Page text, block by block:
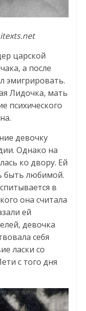
царской
а после
эмигрировать.
Лидочка, мать
психического
девочку
Однако на
ко двору. Ей
быть любимой.
в
она считала
ей
девочка
себя
ласки со
с того дня